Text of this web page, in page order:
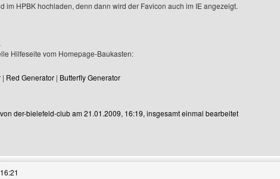
im HPBK hochladen, denn dann wird der Favicon auch im IE angezeigt.
Hilfeseite vom Homepage-Baukasten:
| Red Generator | Butterfly Generator
der-bielefeld-club am 21.01.2009, 16:19, insgesamt einmal bearbeitet
Benutzers besuchen: der-bielefeld-club